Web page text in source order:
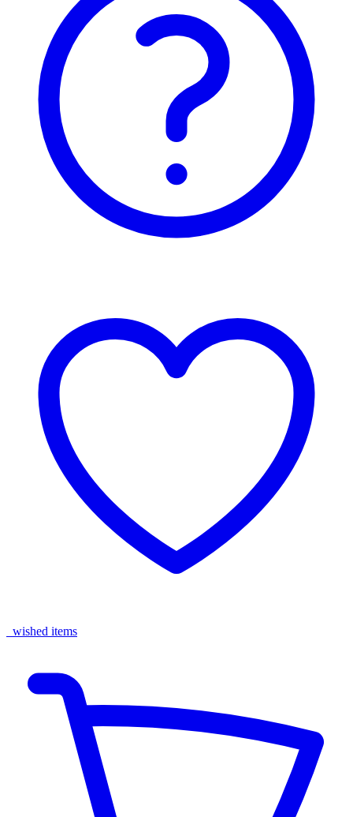
wished items